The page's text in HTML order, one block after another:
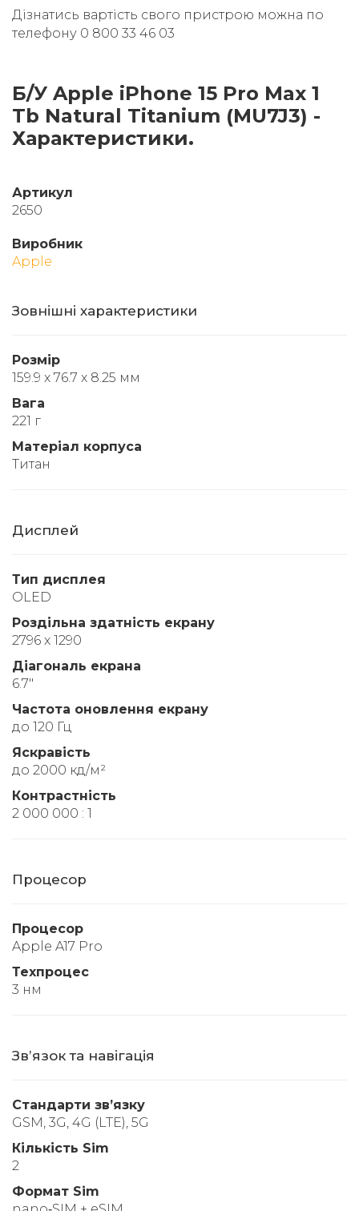
Дізнатись вартість свого пристрою можна по
телефону 0 800 33 46 03
Б/У Apple iPhone 15 Pro Max 1
Tb Natural Titanium (MU7J3) -
Характеристики.
Артикул
2650
Виробник
Apple
Зовнішні характеристики
Розмір
159.9 x 76.7 x 8.25 мм
Вага
221 г
Матеріал корпуса
Титан
Дисплей
Тип дисплея
OLED
Роздільна здатність екрану
2796 x 1290
Діагональ екрана
6.7"
Частота оновлення екрану
до 120 Гц
Яскравість
до 2000 кд/м²
Контрастність
2 000 000 : 1
Процесор
Процесор
Apple A17 Pro
Техпроцес
3 нм
Звʼязок та навігація
Стандарти звʼязку
GSM, 3G, 4G (LTE), 5G
Кількість Sim
2
Формат Sim